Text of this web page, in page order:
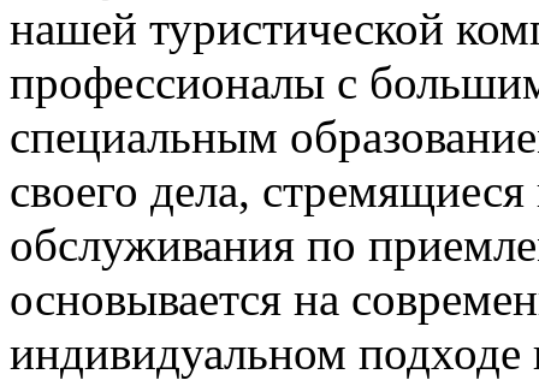
нашей туристической
профессионалы с
специальным
своего дела,
обслуживания по
основывается на
индивидуальном подходе